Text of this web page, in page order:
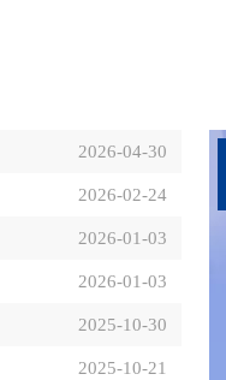
2026-04-30
2026-02-24
2026-01-03
2026-01-03
2025-10-30
2025-10-21
24
2026-02